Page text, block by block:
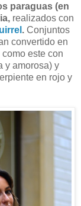
paraguas (en
realizados con
. Conjuntos
convertido en
este con
y amorosa) y
en rojo y